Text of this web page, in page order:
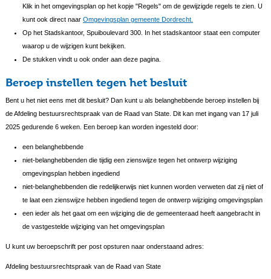
Klik in het omgevingsplan op het kopje "Regels" om de gewijzigde regels te zien. U
kunt ook direct naar Omgevingsplan gemeente Dordrecht.
Op het Stadskantoor, Spuiboulevard 300. In het stadskantoor staat een computer
waarop u de wijzigen kunt bekijken.
De stukken vindt u ook onder aan deze pagina.
Beroep instellen tegen het besluit
Bent u het niet eens met dit besluit? Dan kunt u als belanghebbende beroep instellen bij
de Afdeling bestuursrechtspraak van de Raad van State. Dit kan met ingang van 17 juli
2025 gedurende 6 weken. Een beroep kan worden ingesteld door:
een belanghebbende
niet-belanghebbenden die tijdig een zienswijze tegen het ontwerp wijziging
omgevingsplan hebben ingediend
niet-belanghebbenden die redelijkerwijs niet kunnen worden verweten dat zij niet of
te laat een zienswijze hebben ingediend tegen de ontwerp wijziging omgevingsplan
een ieder als het gaat om een wijziging die de gemeenteraad heeft aangebracht in
de vastgestelde wijziging van het omgevingsplan
U kunt uw beroepschrift per post opsturen naar onderstaand adres:
Afdeling bestuursrechtspraak van de Raad van State